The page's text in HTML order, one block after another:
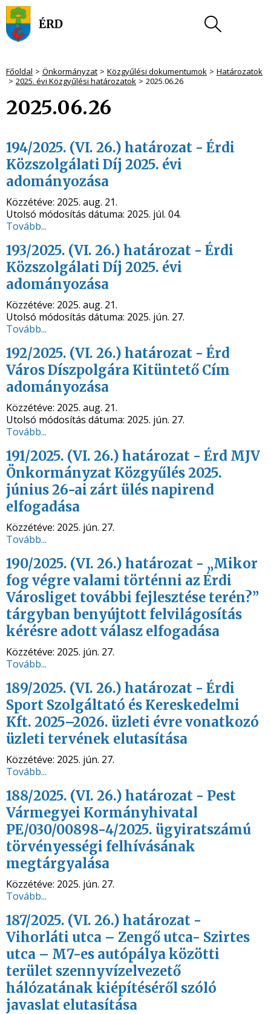
Főoldal Önkormányzat Közgyűlési dokumentumok
Határozatok
2025. évi Közgyűlési határozatok
2025.06.26
2025.06.26
194/2025. (VI. 26.) határozat - Érdi
Közszolgálati Díj 2025. évi
adományozása
Közzétéve: 2025. aug. 21.
Utolsó módosítás dátuma: 2025. júl. 04.
Tovább...
193/2025. (VI. 26.) határozat - Érdi
Közszolgálati Díj 2025. évi
adományozása
Közzétéve: 2025. aug. 21.
Utolsó módosítás dátuma: 2025. jún. 27.
Tovább...
192/2025. (VI. 26.) határozat - Érd
Város Díszpolgára Kitüntető Cím
adományozása
Közzétéve: 2025. aug. 21.
Utolsó módosítás dátuma: 2025. jún. 27.
Tovább...
191/2025. (VI. 26.) határozat - Érd MJV
Önkormányzat Közgyűlés 2025.
június 26-ai zárt ülés napirend
elfogadása
Közzétéve: 2025. jún. 27.
Tovább...
190/2025. (VI. 26.) határozat - „Mikor
fog végre valami történni az Érdi
Városliget további fejlesztése terén?”
tárgyban benyújtott felvilágosítás
kérésre adott válasz elfogadása
Közzétéve: 2025. jún. 27.
Tovább...
189/2025. (VI. 26.) határozat - Érdi
Sport Szolgáltató és Kereskedelmi
Kft. 2025–2026. üzleti évre vonatkozó
üzleti tervének elutasítása
Közzétéve: 2025. jún. 27.
Tovább...
188/2025. (VI. 26.) határozat - Pest
Vármegyei Kormányhivatal
PE/030/00898-4/2025. ügyiratszámú
törvényességi felhívásának
megtárgyalása
Közzétéve: 2025. jún. 27.
Tovább...
187/2025. (VI. 26.) határozat -
Vihorláti utca – Zengő utca- Szirtes
utca – M7-es autópálya közötti
terület szennyvízelvezető
hálózatának kiépítéséről szóló
javaslat elutasítása